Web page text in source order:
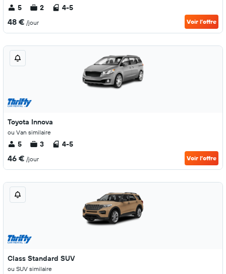
5 2 4-5
48 € /jour Voir l’offre
Toyota Innova
ou Van similaire
5 3 4-5
46 € /jour Voir l’offre
Class Standard SUV
ou SUV similaire